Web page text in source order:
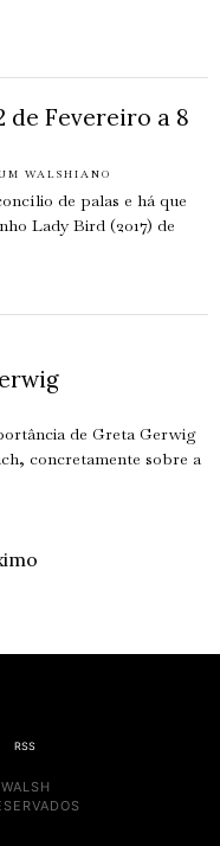
de Fevereiro a 8
WALSHIANO
de palas e há que
Lady Bird (2017) de
de Greta Gerwig
concretamente sobre a
RSS